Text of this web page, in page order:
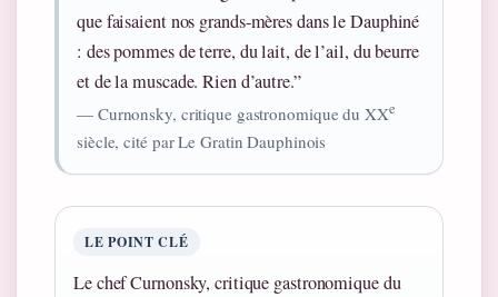
que faisaient nos grands-mères dans le Dauphiné
: des pommes de terre, du lait, de l’ail, du beurre
et de la muscade. Rien d’autre.”
— Curnonsky, critique gastronomique du XXe
siècle, cité par Le Gratin Dauphinois
LE POINT CLÉ
Le chef Curnonsky, critique gastronomique du